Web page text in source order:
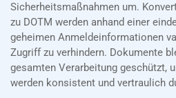
Sicherheitsmaßnahmen um.
zu DOTM werden anhand einer
geheimen Anmeldeinformationen
Zugriff zu verhindern. Dokumente
gesamten Verarbeitung geschützt,
werden konsistent und vertraulich